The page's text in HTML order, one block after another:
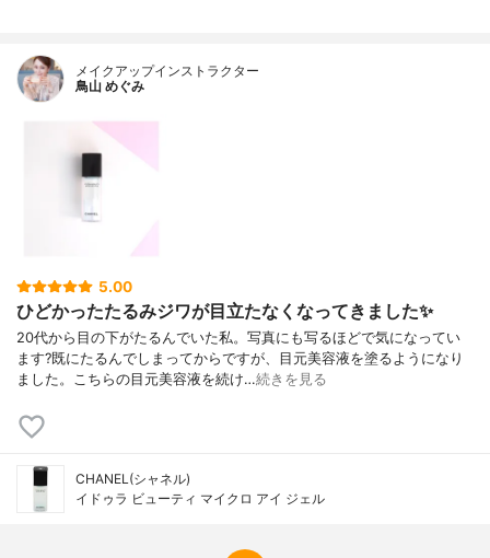
メイクアップインストラクター
鳥山 めぐみ
5.00
ひどかったたるみジワが目立たなくなってきました✨
20代から目の下がたるんでいた私。写真にも写るほどで気になってい
ます?既にたるんでしまってからですが、目元美容液を塗るようになり
ました。こちらの目元美容液を続け…続きを見る
CHANEL(シャネル)
イドゥラ ビューティ マイクロ アイ ジェル